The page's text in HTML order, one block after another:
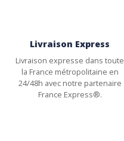
Livraison Express
Livraison expresse dans toute
la France métropolitaine en
24/48h avec notre partenaire
France Express®.